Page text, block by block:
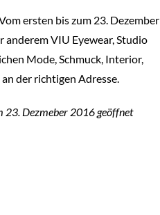
ersten bis zum 23. Dezember
VIU Eyewear, Studio
Mode, Schmuck, Interior,
der richtigen Adresse.
23. Dezmeber 2016 geöffnet